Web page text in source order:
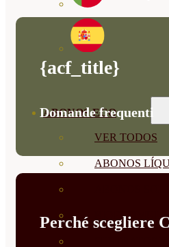
ABONOS ECO
VER TODOS
ABONOS
{acf_title}
Domande frequenti
Perché scegliere